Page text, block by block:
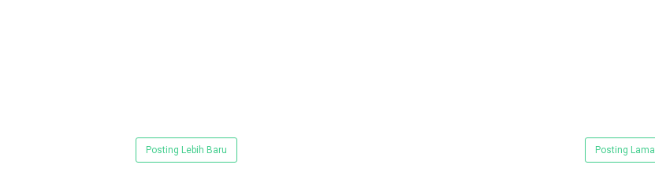
Posting Lebih Baru Posting Lama